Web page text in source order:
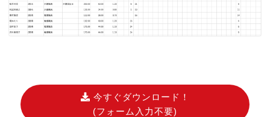
今すぐダウンロード！
(フォーム入力不要)